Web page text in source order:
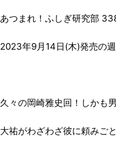
あつまれ！ふしぎ研究部
2023年9月14日(木)発売の
久々の岡崎雅史回！しかも
大祐がわざわざ彼に頼みご